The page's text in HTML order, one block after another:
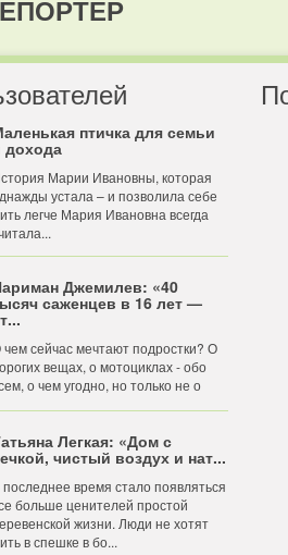
птичка для семьи
дохода
Марии Ивановны, которая
устала – и позволила себе
легче Мария Ивановна всегда
Джемилев: «40
саженцев в 16 лет —
сейчас мечтают подростки? О
вещах, о мотоциклах - обо
о чем угодно, но только не о
Легкая: «Дом с
чистый воздух и нат...
последнее время стало появляться
больше ценителей простой
жизни. Люди не хотят
в спешке в бо...